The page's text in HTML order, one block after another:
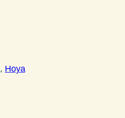
, Hoya